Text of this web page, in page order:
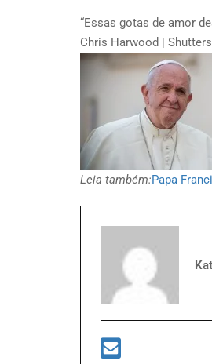
“Essas gotas de amor
Chris Harwood |
Leia também:Papa